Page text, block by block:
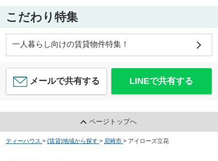
こだわり特集
一人暮らし向けの賃貸物件特集！
メールで共有する LINEで共有する
ページトップへ
ティーハウス > (賃貸)地域から探す > 尼崎市 > アイローズ立花